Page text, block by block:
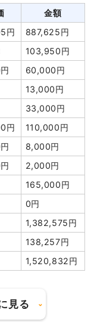
金額
円
887,625円
103,950円
60,000円
13,000円
33,000円
円
110,000円
8,000円
2,000円
165,000円
0円
1,382,575円
138,257円
1,520,832円
見る